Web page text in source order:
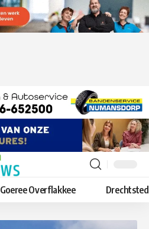
Goeree Overflakkee